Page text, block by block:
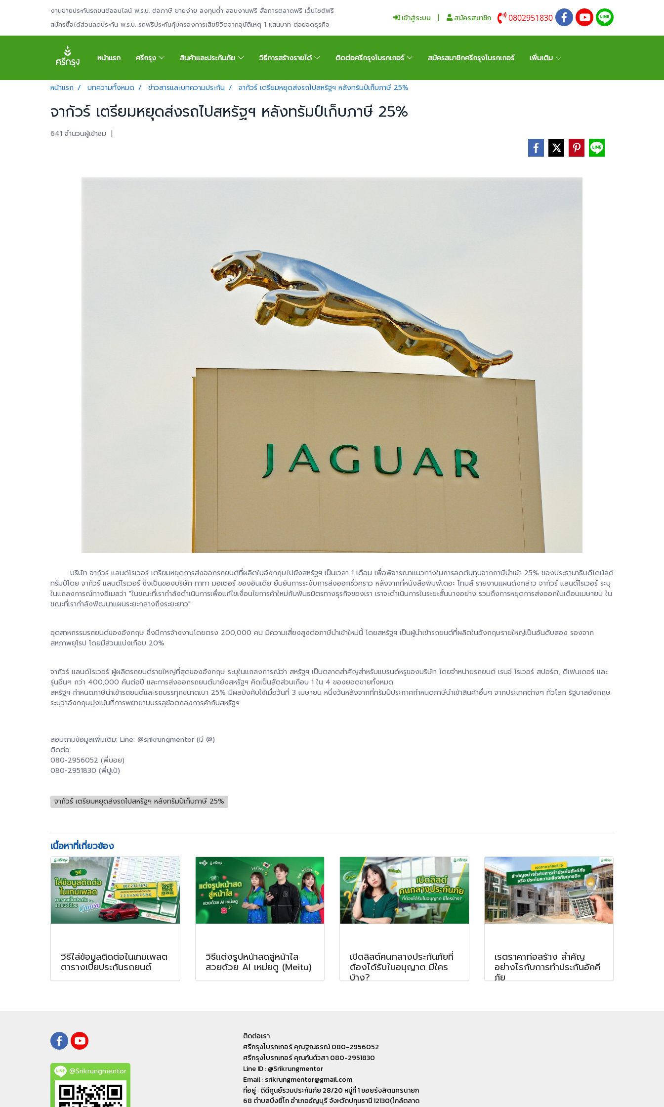
งานขายประกันรถยนต์ออนไลน์ พ.ร.บ. ต่อภาษี ขายง่าย ลงทุนต่ำ สอนงานฟรี สื่อการตลาดฟรี เว็บไซต์ฟรี
สมัครซื้อได้ส่วนลดประกัน พ.ร.บ. รถฟรีประกันคุ้มครองการเสียชีวิตจากอุบัติเหตุ 1 แสนบาท ต่อยอดธุรกิจ
เข้าสู่ระบบ สมัครสมาชิก 0802951830
หน้าแรก ศรีกรุง สินค้าและประกันภัย วิธีการสร้างรายได้ ติดต่อศรีกรุงโบรกเกอร์ สมัครสมาชิกศรีกรุงโบรกเกอร์ เพิ่มเติม
หน้าแรก บทความทั้งหมด ข่าวสารและบทความประกัน จากัวร์ เตรียมหยุดส่งรถไปสหรัฐฯ หลังทรัมป์เก็บภาษี 25%
จากัวร์ เตรียมหยุดส่งรถไปสหรัฐฯ หลังทรัมป์เก็บภาษี 25%
641 จำนวนผู้เข้าชม |
บริษัท จากัวร์ แลนด์โรเวอร์ เตรียมหยุดการส่งออกรถยนต์ที่ผลิตในอังกฤษไปยังสหรัฐฯ เป็นเวลา 1 เดือน เพื่อพิจารณาแนวทางในการลดต้นทุนจากภาษีนำเข้า 25% ของประธานาธิบดีโดนัลด์
ทรัมป์โดย จากัวร์ แลนด์โรเวอร์ ซึ่งเป็นของบริษัท ทาทา มอเตอร์ ของอินเดีย ยืนยันการระงับการส่งออกชั่วคราว หลังจากที่หนังสือพิมพ์เดอะ ไทมส์ รายงานแผนดังกล่าว จากัวร์ แลนด์โรเวอร์ ระบุ
ในแถลงการณ์ทางอีเมลว่า "ในขณะที่เรากำลังดำเนินการเพื่อแก้ไขเงื่อนไขการค้าใหม่กับพันธมิตรทางธุรกิจของเรา เราจะดำเนินการในระยะสั้นบางอย่าง รวมถึงการหยุดการส่งออกในเดือนเมษายน ใน
ขณะที่เรากำลังพัฒนาแผนระยะกลางถึงระยะยาว"
อุตสาหกรรมรถยนต์ของอังกฤษ ซึ่งมีการจ้างงานโดยตรง 200,000 คน มีความเสี่ยงสูงต่อภาษีนำเข้าใหม่นี้ โดยสหรัฐฯ เป็นผู้นำเข้ารถยนต์ที่ผลิตในอังกฤษรายใหญ่เป็นอันดับสอง รองจาก
สหภาพยุโรป โดยมีส่วนแบ่งเกือบ 20%
จากัวร์ แลนด์โรเวอร์ ผู้ผลิตรถยนต์รายใหญ่ที่สุดของอังกฤษ ระบุในแถลงการณ์ว่า สหรัฐฯ เป็นตลาดสำคัญสำหรับแบรนด์หรูของบริษัท โดยจำหน่ายรถยนต์ เรนจ์ โรเวอร์ สปอร์ต, ดีเฟนเดอร์ และ
รุ่นอื่นๆ กว่า 400,000 คันต่อปี และการส่งออกรถยนต์มายังสหรัฐฯ คิดเป็นสัดส่วนเกือบ 1 ใน 4 ของยอดขายทั้งหมด
สหรัฐฯ กำหนดภาษีนำเข้ารถยนต์และรถบรรทุกขนาดเบา 25% มีผลบังคับใช้เมื่อวันที่ 3 เมษายน หนึ่งวันหลังจากที่ทรัมป์ประกาศกำหนดภาษีนำเข้าสินค้าอื่นๆ จากประเทศต่างๆ ทั่วโลก รัฐบาลอังกฤษ
ระบุว่าอังกฤษมุ่งเน้นที่การพยายามบรรลุข้อตกลงการค้ากับสหรัฐฯ
สอบถามข้อมูลเพิ่มเติม: Line: @srikrungmentor (มี @)
ติดต่อ:
080-2956052 (พี่บอย)
080-2951830 (พี่ปูเป้)
จากัวร์ เตรียมหยุดส่งรถไปสหรัฐฯ หลังทรัมป์เก็บภาษี 25%
เนื้อหาที่เกี่ยวข้อง
วิธีใส่ข้อมูลติดต่อในเทมเพลต
ตารางเบี้ยประกันรถยนต์
วิธีแต่งรูปหน้าสดสู่หน้าใส
สวยด้วย AI เหม่ยตู (Meitu)
เปิดลิสต์คนกลางประกันภัยที่
ต้องได้รับใบอนุญาต มีใคร
บ้าง?
เรตราคาก่อสร้าง สำคัญ
อย่างไรกับการทำประกันอัคคี
ภัย
@Srikrungmentor
ติดต่อเรา
ศรีกรุงโบรกเกอร์ คุณฐณธรณ์ 080-2956052
ศรีกรุงโบรกเกอร์ คุณกันต์วสา 080-2951830
Line ID : @Srikrungmentor
Email : srikrungmentor@gmail.com
ที่อยู่ : ดีดีศูนย์รวมประกันภัย 28/20 หมู่ที่ 1 ซอยรังสิตนครนายก
68 ตำบลบึงยี่โถ อำเภอ​ธัญบุรี​ จังหวัดปทุมธานี​ 12130(ใกล้ตลาด